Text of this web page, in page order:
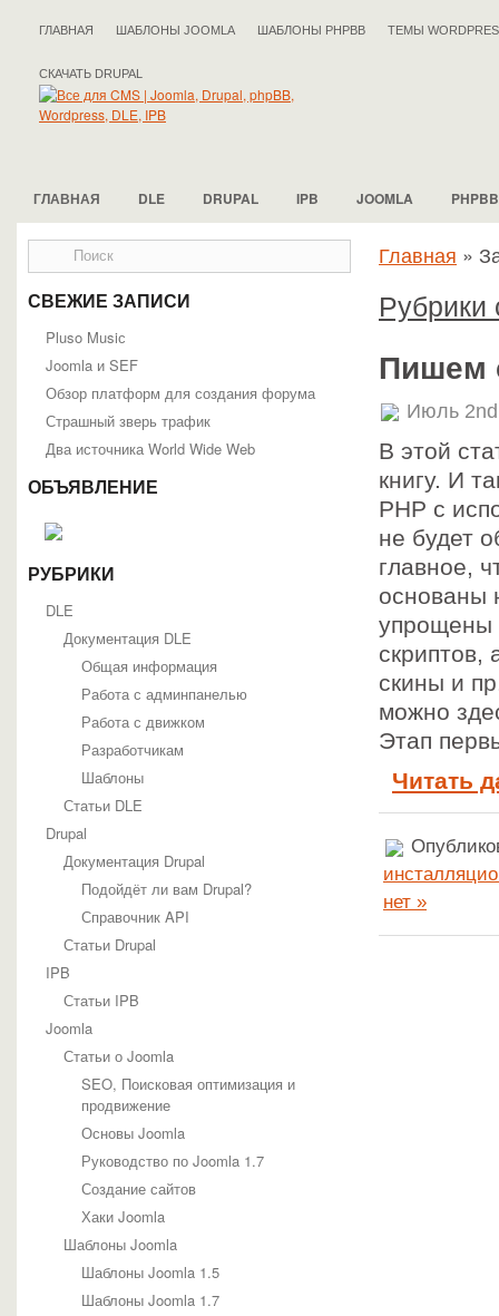
ГЛАВНАЯ ШАБЛОНЫ JOOMLA ШАБЛОНЫ PHPBB ТЕМЫ
СКАЧАТЬ DRUPAL
ГЛАВНАЯ DLE DRUPAL IPB JOOMLA PHPBB
СВЕЖИЕ ЗАПИСИ
Pluso Musiс
Joomla и SEF
Обзор платформ для создания форума
Страшный зверь трафик
Два источника World Wide Web
ОБЪЯВЛЕНИЕ
РУБРИКИ
DLE
Документация DLE
Общая информация
Работа с админпанелью
Работа с движком
Разработчикам
Шаблоны
Статьи DLE
Drupal
Документация Drupal
Подойдёт ли вам Drupal?
Справочник API
Статьи Drupal
IPB
Статьи IPB
Joomla
Статьи о Joomla
SEO, Поисковая оптимизация и
продвижение
Основы Joomla
Руководство по Joomla 1.7
Создание сайтов
Хаки Joomla
Шаблоны Joomla
Шаблоны Joomla 1.5
Шаблоны Joomla 1.7
Главная »
Рубрики
Пишем
Июль
В этой
книгу. И
PHP с
не будет
главное,
основаны
упрощены
скриптов,
скины и
можно
Этап
Читать
нет »